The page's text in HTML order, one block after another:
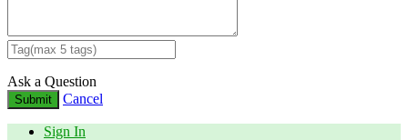
Ask a Question
Submit Cancel
Sign In